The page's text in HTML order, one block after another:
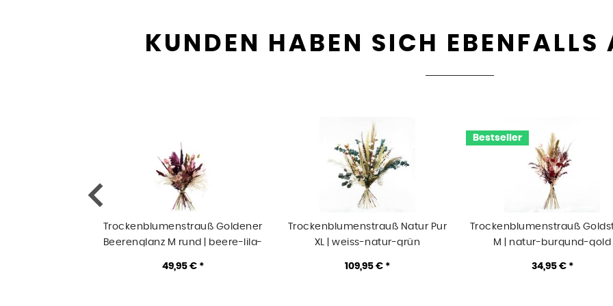
KUNDEN HABEN SICH EBENFALLS
Trockenblumenstrauß Goldener
Beerenglanz M rund | beere-lila-
49,95 € *
Trockenblumenstrauß Natur Pur
XL | weiss-natur-grün
109,95 € *
Bestseller
Trockenblumenstrauß
M | natur-burgund-gold
34,95 € *